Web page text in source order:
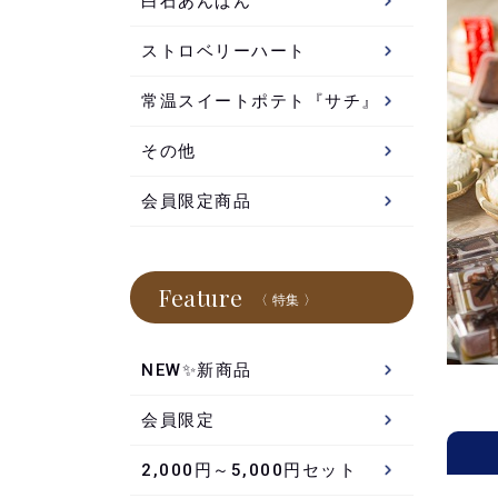
ストロベリーハート
常温スイートポテト『サチ』
その他
会員限定商品
Feature 〈 特集 〉
NEW✨新商品
会員限定
2,000円～5,000円セット